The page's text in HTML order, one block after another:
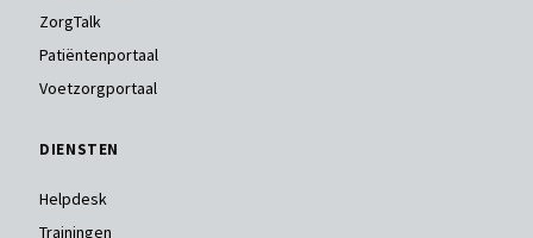
ZorgTalk
Patiëntenportaal
Voetzorgportaal
DIENSTEN
Helpdesk
Trainingen